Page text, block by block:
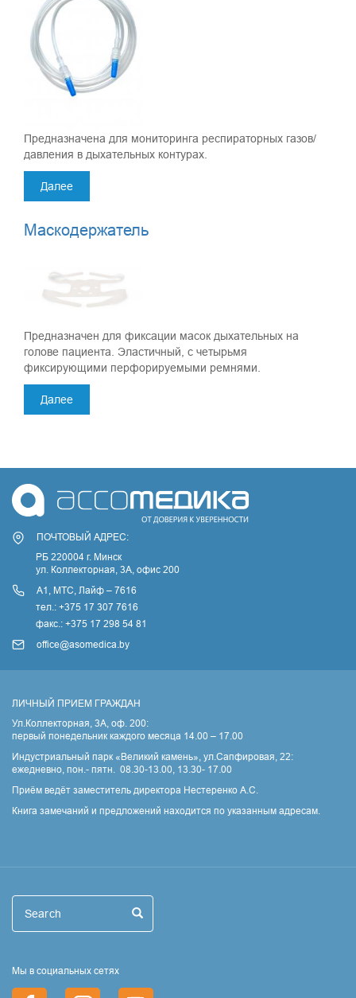
Предназначена для мониторинга респираторных газов/
давления в дыхательных контурах.
Далее
Маскодержатель
Предназначен для фиксации масок дыхательных на
голове пациента. Эластичный, с четырьмя
фиксирующими перфорируемыми ремнями.
Далее
ПОЧТОВЫЙ АДРЕС:
РБ 220004 г. Минск
ул. Коллекторная, 3A, офис 200
А1, МТС, Лайф – 7616
тел.: +375 17 307 7616
факс.: +375 17 298 54 81
office@asomedica.by
ЛИЧНЫЙ ПРИЕМ ГРАЖДАН
Ул.Коллекторная, 3А, оф. 200:
первый понедельник каждого месяца 14.00 – 17.00
Индустриальный парк «Великий камень», ул.Сапфировая, 22:
ежедневно, пон.- пятн. 08.30-13.00, 13.30- 17.00
Приём ведёт заместитель директора Нестеренко А.С.
Книга замечаний и предложений находится по указанным адресам.
Поиск Search
Search
Мы в социальных сетях